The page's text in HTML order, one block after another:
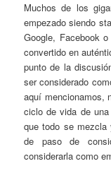
Muchos de los
empezado siendo
Google, Facebook
convertido en
punto de la
ser considerado
aquí mencionamos,
ciclo de vida de
que todo se
de paso de
considerarla como